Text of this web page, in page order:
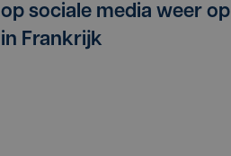
op sociale media weer op
in Frankrijk